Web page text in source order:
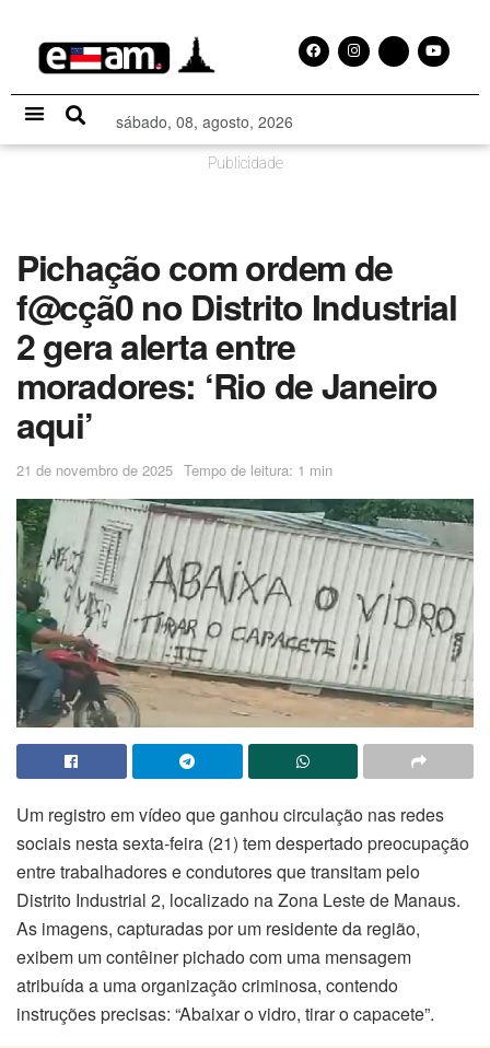
sábado, 08, agosto, 2026
Publicidade
Pichação com ordem de
f@cçã0 no Distrito Industrial
2 gera alerta entre
moradores: ‘Rio de Janeiro
aqui’
21 de novembro de 2025 Tempo de leitura: 1 min
Um registro em vídeo que ganhou circulação nas redes
sociais nesta sexta-feira (21) tem despertado preocupação
entre trabalhadores e condutores que transitam pelo
Distrito Industrial 2, localizado na Zona Leste de Manaus.
As imagens, capturadas por um residente da região,
exibem um contêiner pichado com uma mensagem
atribuída a uma organização criminosa, contendo
instruções precisas: “Abaixar o vidro, tirar o capacete”.